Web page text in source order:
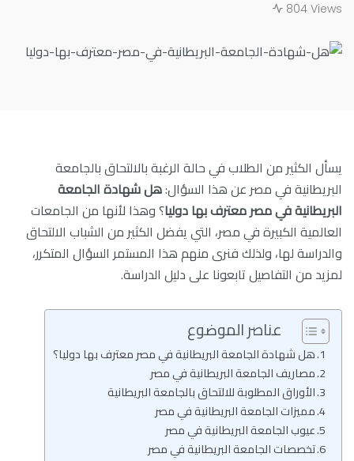
804 Views
يسأل الكثير من الطلاب في حالة الرغبة بالالتحاق بالجامعة
البريطانية في مصر عن هذا السؤال:هل شهادة الجامعة
البريطانية في مصر معترف بها دوليا؟ وهذا لأنها من الجامعات
العالمية الكبيرة في مصر، التي يفضل الكثير من الشباب الالتحاق
والدراسة لها، ولذلك فنرى منهم هذا المستمر السؤال المتكرر،
لمزيد من التفاصيل تابعونا علىدليل الدراسة.
عناصر الموضوع
هل شهادة الجامعة البريطانية في مصر معترف بها دوليا؟
مصاريف الجامعة البريطانية في مصر
الأوراق المطلوبة للالتحاق بالجامعة البريطانية
مميزات الجامعة البريطانية في مصر
عيوب الجامعة البريطانية في مصر
تخصصات الجامعة البريطانية في مصر